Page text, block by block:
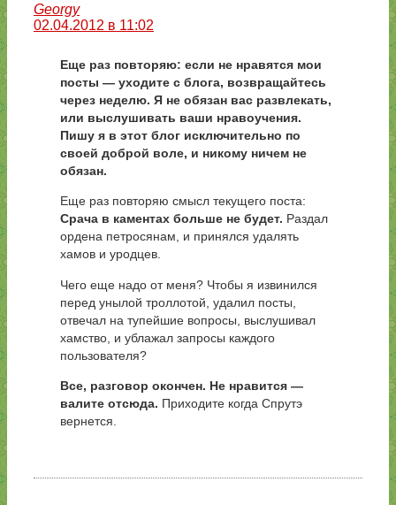
Georgy
02.04.2012 в 11:02
Еще раз повторяю: если не нравятся мои
посты — уходите с блога, возвращайтесь
через неделю. Я не обязан вас развлекать,
или выслушивать ваши нравоучения.
Пишу я в этот блог исключительно по
своей доброй воле, и никому ничем не
обязан.
Еще раз повторяю смысл текущего поста:
Срача в каментах больше не будет. Раздал
ордена петросянам, и принялся удалять
хамов и уродцев.
Чего еще надо от меня? Чтобы я извинился
перед унылой троллотой, удалил посты,
отвечал на тупейшие вопросы, выслушивал
хамство, и ублажал запросы каждого
пользователя?
Все, разговор окончен. Не нравится —
валите отсюда. Приходите когда Спрутэ
вернется.